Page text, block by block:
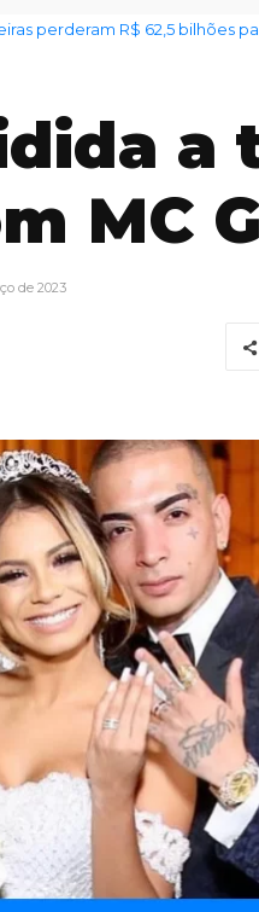
perderam R$ 62,5 bilhões
a
MC
de 2023